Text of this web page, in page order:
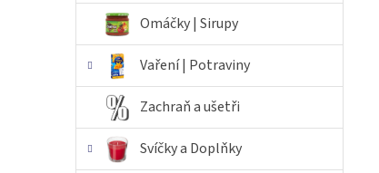
Omáčky | Sirupy
Vaření | Potraviny
Zachraň a ušetři
Svíčky a Doplňky